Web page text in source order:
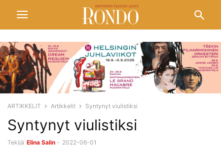
ARTIKKELIT Artikkelit Syntynyt viulistiksi
Syntynyt viulistiksi
Tekijä Elina Salin - 2022-06-01